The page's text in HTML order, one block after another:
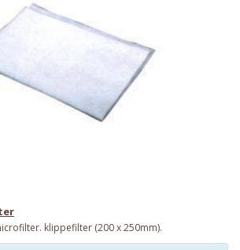
klippefilter (200 x 250mm).